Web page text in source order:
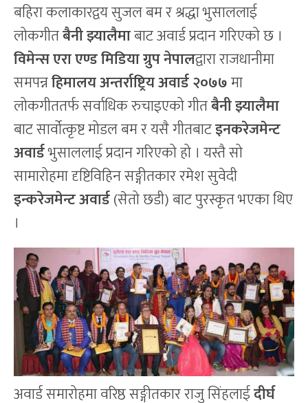
बहिरा कलाकारद्वय सुजल बम र श्रद्धा भुसाललाई
लोकगीतबैनी झ्यालैमाबाट अवार्ड प्रदान गरिएको छ ।
विमेन्स एरा एण्ड मिडिया ग्रुप नेपालद्वारा राजधानीमा
समपन्नहिमालय अन्तर्राष्ट्रिय अवार्ड २०७७मा
लोकगीततर्फ सर्वाधिक रुचाइएको गीतबैनी झ्यालैमा
बाट सार्वोत्कृष्ट मोडल बम र यसै गीतबाटइनकरेजमेन्ट
अवार्डभुसाललाई प्रदान गरिएको हो । यस्तै सो
सामारोहमा दृष्टिविहिन सङ्गीतकार रमेश सुवेदी
इन्करेजमेन्ट अवार्ड(सेतो छडी) बाट पुरस्कृत भएका थिए
।
अवार्ड समारोहमा वरिष्ठ सङ्गीतकार राजु सिंहलाईदीर्घ